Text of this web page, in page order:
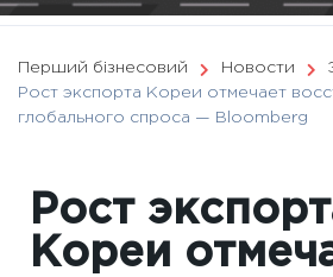
Перший бізнесовий Новости
Рост экспорта Кореи отмечает
глобального спроса — Вloomberg
Рост
Кореи